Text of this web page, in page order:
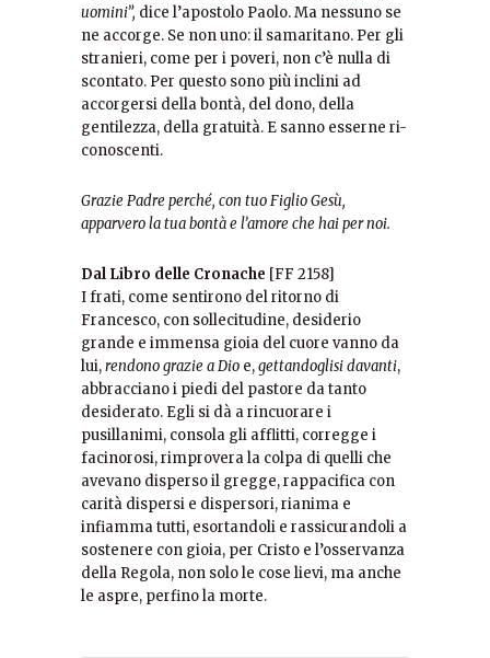
uomini”, dice l’apostolo Paolo. Ma nessuno se
ne accorge. Se non uno: il samaritano. Per gli
stranieri, come per i poveri, non c’è nulla di
scontato. Per questo sono più inclini ad
accorgersi della bontà, del dono, della
gentilezza, della gratuità. E sanno esserne ri-
conoscenti.
Grazie Padre perché, con tuo Figlio Gesù,
apparvero la tua bontà e l’amore che hai per noi.
Dal Libro delle Cronache [FF 2158]
I frati, come sentirono del ritorno di
Francesco, con sollecitudine, desiderio
grande e immensa gioia del cuore vanno da
lui,rendono grazie a Dio e,gettandoglisi davanti,
abbracciano i piedi del pastore da tanto
desiderato. Egli si dà a rincuorare i
pusillanimi, consola gli afflitti, corregge i
facinorosi, rimprovera la colpa di quelli che
avevano disperso il gregge, rappacifica con
carità dispersi e dispersori, rianima e
infiamma tutti, esortandoli e rassicurandoli a
sostenere con gioia, per Cristo e l’osservanza
della Regola, non solo le cose lievi, ma anche
le aspre, perfino la morte.